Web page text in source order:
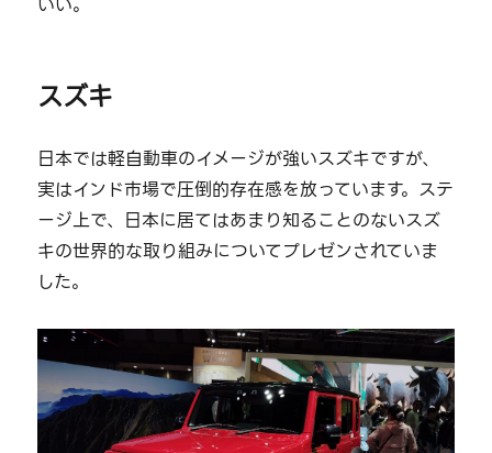
スズキ
日本では軽自動車のイメージが強いスズキですが、
実はインド市場で圧倒的存在感を放っています。ステ
ージ上で、日本に居てはあまり知ることのないスズ
キの世界的な取り組みについてプレゼンされていま
した。